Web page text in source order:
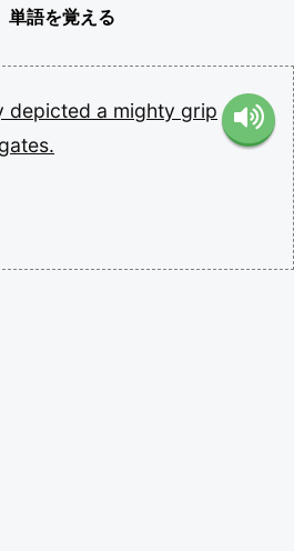
単語を覚える
depicted a mighty grip
gates.